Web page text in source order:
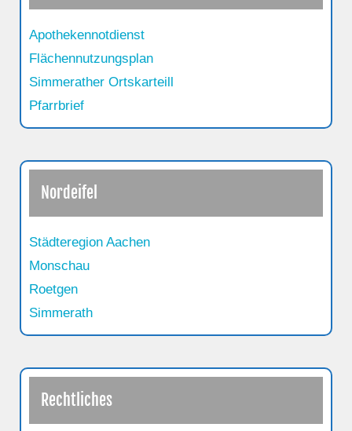
Apothekennotdienst
Flächennutzungsplan
Simmerather Ortskarteill
Pfarrbrief
Nordeifel
Städteregion Aachen
Monschau
Roetgen
Simmerath
Rechtliches